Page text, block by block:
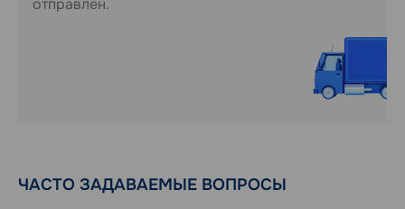
отправлен.
ЧАСТО ЗАДАВАЕМЫЕ ВОПРОСЫ